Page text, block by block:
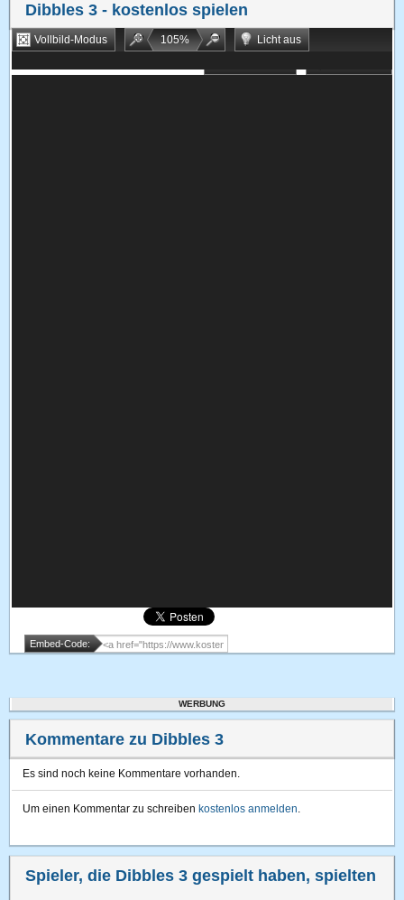
Dibbles 3 - kostenlos spielen
Vollbild-Modus 105%
Licht aus
Embed-Code:
WERBUNG
Kommentare zu Dibbles 3
Es sind noch keine Kommentare vorhanden.
Um einen Kommentar zu schreiben kostenlos anmelden.
Spieler, die Dibbles 3 gespielt haben, spielten